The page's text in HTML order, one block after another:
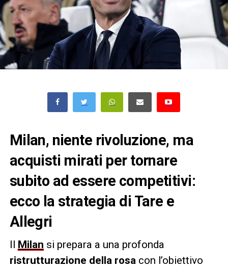
Milan, niente rivoluzione, ma
acquisti mirati per tornare
subito ad essere competitivi:
ecco la strategia di Tare e
Allegri
Il Milan si prepara a una profonda
ristrutturazione della rosa con l’obiettivo